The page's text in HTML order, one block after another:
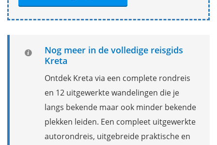
Nog meer in de volledige reisgids
Kreta
Ontdek Kreta via een complete rondreis
en 12 uitgewerkte wandelingen die je
langs bekende maar ook minder bekende
plekken leiden. Een compleet uitgewerkte
autorondreis, uitgebreide praktische en